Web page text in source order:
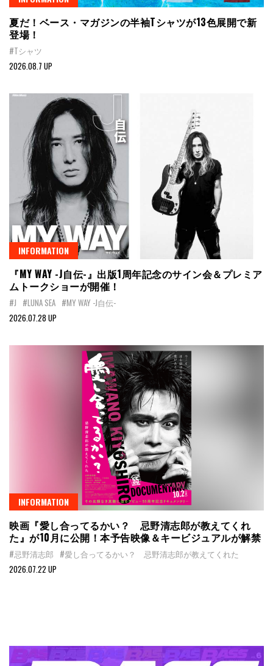
夏だ！ベース・マガジンの半袖Tシャツが13色展開で新
登場！
#Tシャツ
2026.08.7 UP
INFORMATION
『MY WAY -J自伝-』出版1周年記念のサイン会＆プレミア
ムトークショーが開催！
#J #LUNA SEA #MY WAY -J自伝-
2026.07.28 UP
INFORMATION
映画『愛し合ってるかい？ 忌野清志郎が教えてくれ
た』が10月に公開！本予告映像＆キービジュアルが解禁
#忌野清志郎 #愛し合ってるかい？ 忌野清志郎が教えてくれた
2026.07.22 UP